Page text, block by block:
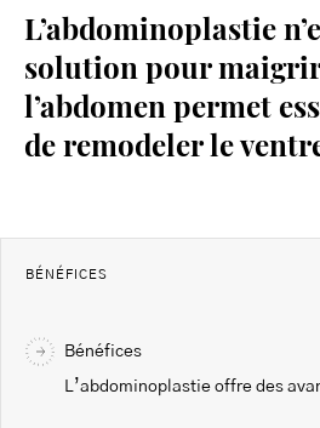
L’abdominoplastie
solution pour
l’abdomen permet
de remodeler le
BÉNÉFICES
Bénéfices
L’abdominoplastie offre des